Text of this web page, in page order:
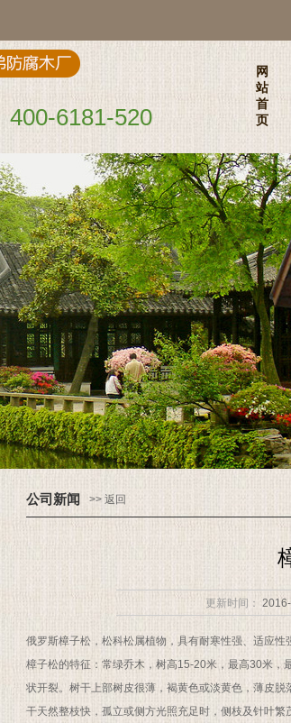
400-6181-520
网
站
首
页
公司新闻 >> 返回
更新时间：
俄罗斯樟子松，松科松属植物，具有耐寒性强、适应性
樟子松的特征：常绿乔木，树高15-20米，最高30米，
状开裂。树干上部树皮很薄，褐黄色或淡黄色，薄皮
干天然整枝快，孤立或侧方光照充足时，侧枝及针叶